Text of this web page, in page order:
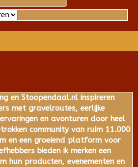
en Stoopendaal.nl inspireren
met gravelroutes, eerlijke
en avonturen door heel
community van ruim 11.000
en een groeiend platform voor
bieden ik merken een
hun producten, evenementen en